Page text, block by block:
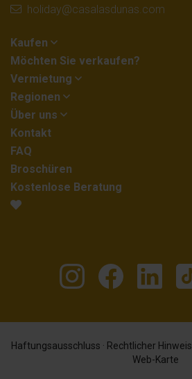
holiday@casalasdunas.com
Kaufen
Möchten Sie verkaufen?
Vermietung
Regionen
Über uns
Kontakt
FAQ
Broschüren
Kostenlose Beratung
Haftungsausschluss · Rechtlicher Hinweis
Web-Karte